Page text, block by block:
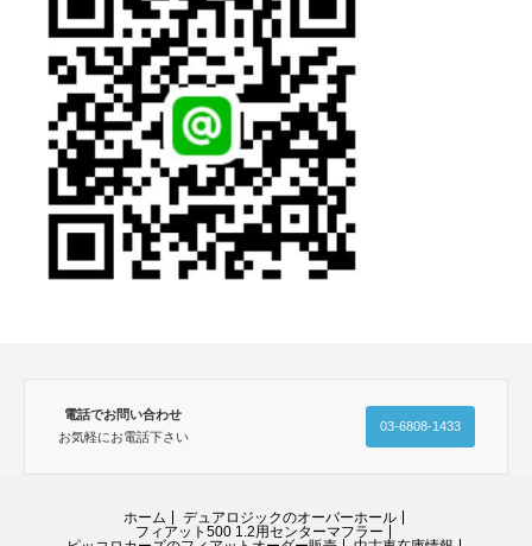
電話でお問い合わせ
お気軽にお電話下さい
03-6808-1433
ホーム
デュアロジックのオーバーホール
フィアット500 1.2用センターマフラー